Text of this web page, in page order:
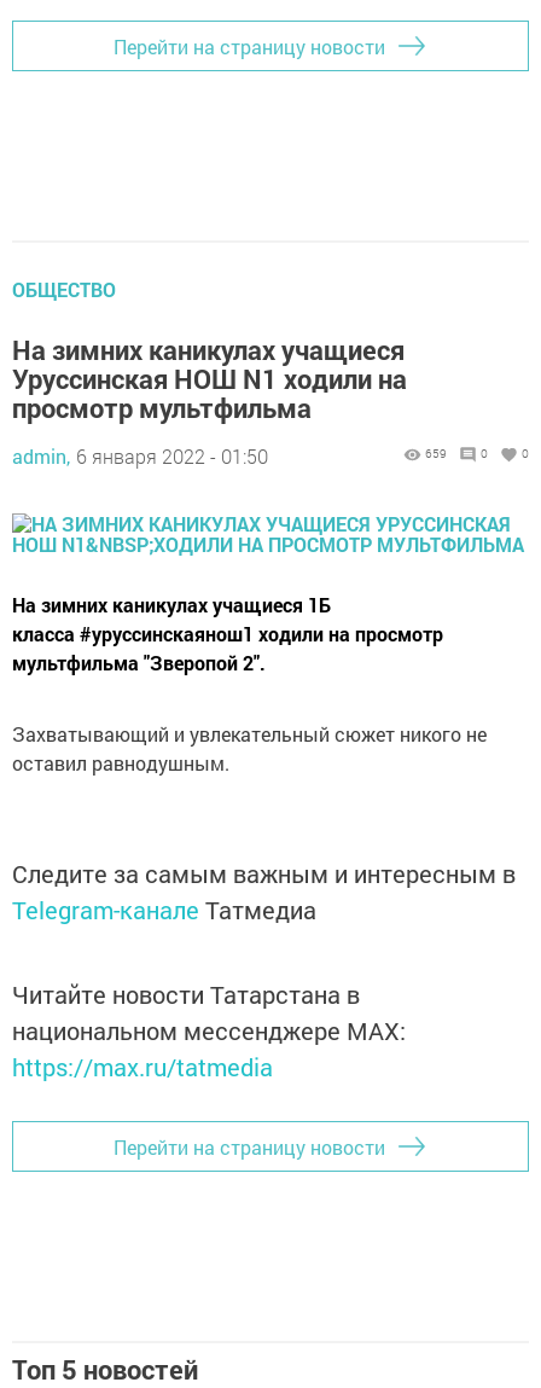
Перейти на страницу новости
ОБЩЕСТВО
На зимних каникулах учащиеся
Уруссинская НОШ N1 ходили на
просмотр мультфильма
admin, 6 января 2022 - 01:50 659 0 0
На зимних каникулах учащиеся 1Б
класса #уруссинскаянош1 ходили на просмотр
мультфильма "Зверопой 2".
Захватывающий и увлекательный сюжет никого не
оставил равнодушным.
Следите за самым важным и интересным в
Telegram-канале Татмедиа
Читайте новости Татарстана в
национальном мессенджере MАХ:
https://max.ru/tatmedia
Перейти на страницу новости
Топ 5 новостей